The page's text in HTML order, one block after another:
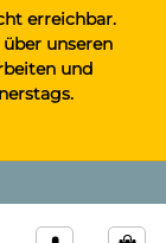
erreichbar.
unseren
und